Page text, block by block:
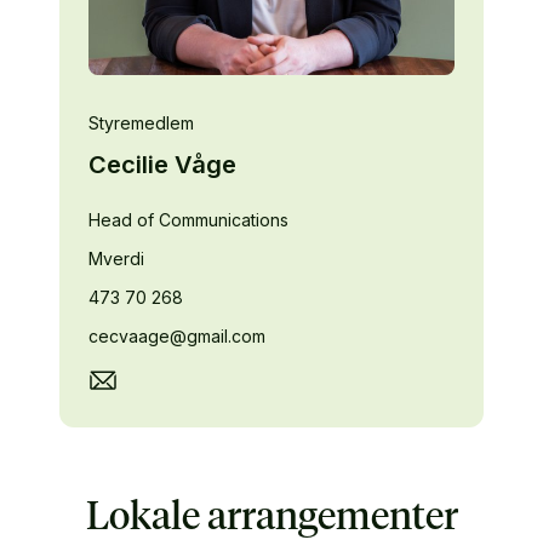
Styremedlem
Cecilie Våge
Head of Communications
Mverdi
473 70 268
cecvaage@gmail.com
Lokale arrangementer